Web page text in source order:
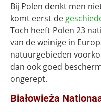
Bij Polen denkt men
komt eerst de
Toch heeft Polen 23
van de weinige in
natuurgebieden
dan ook goed
ongerept.
Białowieża